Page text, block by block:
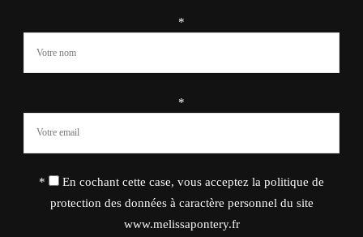
*
*
*
En cochant cette case, vous acceptez la politique de
protection des données à caractère personnel du site
www.melissapontery.fr